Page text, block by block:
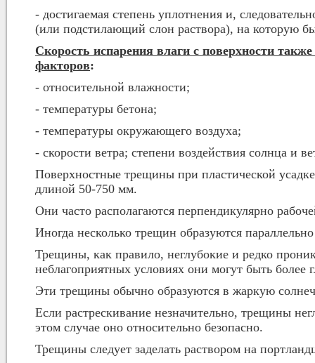
- достигаемая степень уплотнения и,
(или подстилающий слон раствора), на которую
Скорость испарения влаги с поверхности
факторов:
- относительной влажности;
- температуры бетона;
- температуры окружающего воздуха;
- скорости ветра; степени воздействия солнца и
Поверхностные трещины при пластической
длиной 50-750 мм.
Они часто располагаются перпендикулярно
Иногда несколько трещин образуются
Трещины, как правило, неглубокие и редко
неблагоприятных условиях они могут быть более
Эти трещины обычно образуются в жаркую
Если растрескивание незначительно, трещины
этом случае оно относительно безопасно.
Трещины следует заделать раствором на